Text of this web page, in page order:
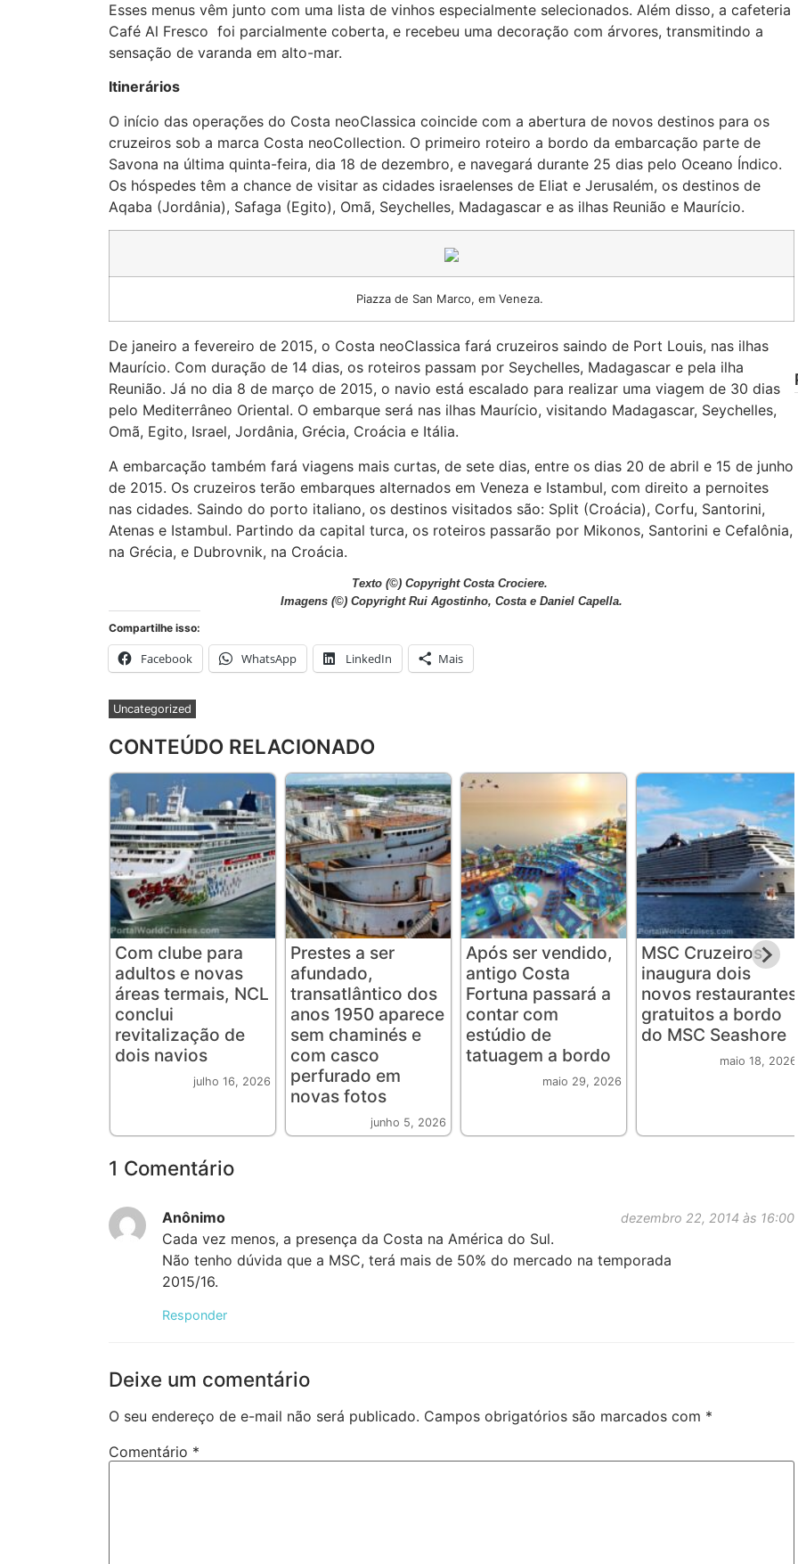
Esses menus vêm junto com uma lista de vinhos especialmente selecionados. Além disso, a cafeteria
Café Al Fresco foi parcialmente coberta, e recebeu uma decoração com árvores, transmitindo a
sensação de varanda em alto-mar.
Itinerários
O início das operações do Costa neoClassica coincide com a abertura de novos destinos para os
cruzeiros sob a marca Costa neoCollection. O primeiro roteiro a bordo da embarcação parte de
Savona na última quinta-feira, dia 18 de dezembro, e navegará durante 25 dias pelo Oceano Índico.
Os hóspedes têm a chance de visitar as cidades israelenses de Eliat e Jerusalém, os destinos de
Aqaba (Jordânia), Safaga (Egito), Omã, Seychelles, Madagascar e as ilhas Reunião e Maurício.
Piazza de San Marco, em Veneza.
De janeiro a fevereiro de 2015, o Costa neoClassica fará cruzeiros saindo de Port Louis, nas ilhas
Maurício. Com duração de 14 dias, os roteiros passam por Seychelles, Madagascar e pela ilha
Reunião. Já no dia 8 de março de 2015, o navio está escalado para realizar uma viagem de 30 dias
pelo Mediterrâneo Oriental. O embarque será nas ilhas Maurício, visitando Madagascar, Seychelles,
Omã, Egito, Israel, Jordânia, Grécia, Croácia e Itália.
A embarcação também fará viagens mais curtas, de sete dias, entre os dias 20 de abril e 15 de junho
de 2015. Os cruzeiros terão embarques alternados em Veneza e Istambul, com direito a pernoites
nas cidades. Saindo do porto italiano, os destinos visitados são: Split (Croácia), Corfu, Santorini,
Atenas e Istambul. Partindo da capital turca, os roteiros passarão por Mikonos, Santorini e Cefalônia,
na Grécia, e Dubrovnik, na Croácia.
Texto (©) Copyright Costa Crociere.
Imagens (©) Copyright Rui Agostinho, Costa e Daniel Capella.
Compartilhe isso:
Facebook WhatsApp LinkedIn Mais
Uncategorized
CONTEÚDO RELACIONADO
Com clube para
adultos e novas
áreas termais, NCL
conclui
revitalização de
dois navios
julho 16, 2026
Prestes a ser
afundado,
transatlântico dos
anos 1950 aparece
sem chaminés e
com casco
perfurado em
novas fotos
junho 5, 2026
Após ser vendido,
antigo Costa
Fortuna passará a
contar com
estúdio de
tatuagem a bordo
maio 29, 2026
MSC Cruzeiros
inaugura dois
novos restaurantes
gratuitos a bordo
do MSC Seashore
maio 18, 2026
1 Comentário
Anônimo dezembro 22, 2014 às 16:00
Cada vez menos, a presença da Costa na América do Sul.
Não tenho dúvida que a MSC, terá mais de 50% do mercado na temporada
2015/16.
Responder
Deixe um comentário
O seu endereço de e-mail não será publicado. Campos obrigatórios são marcados com *
Comentário *